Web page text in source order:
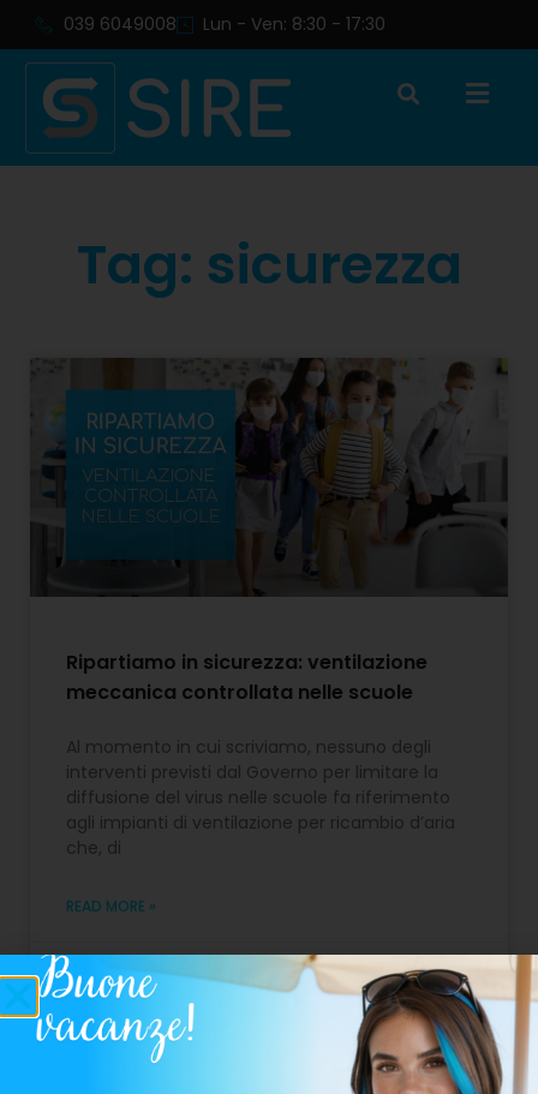
039 6049008 Lun - Ven: 8:30 - 17:30
Tag: sicurezza
Ripartiamo in sicurezza: ventilazione
meccanica controllata nelle scuole
Al momento in cui scriviamo, nessuno degli
interventi previsti dal Governo per limitare la
diffusione del virus nelle scuole fa riferimento
agli impianti di ventilazione per ricambio d’aria
che, di
READ MORE »
16 Settembre 2020